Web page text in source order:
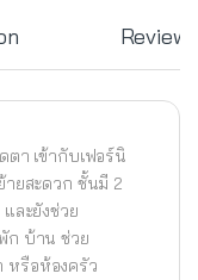
Reviews
ตา เข้ากับเฟอร์นิ
ายสะดวก ชั้นมี 2
ละยังช่วย
ก บ้าน ช่วย
หรือห้องครัว